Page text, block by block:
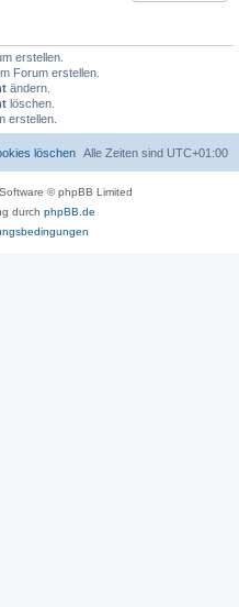
erstellen.
Forum erstellen.
ändern.
löschen.
erstellen.
Alle Zeiten sind UTC+01:00
löschen
© phpBB Limited
durch phpBB.de